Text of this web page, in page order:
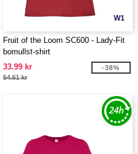
W1
Fruit of the Loom SC600 - Lady-Fit
bomullst-shirt
33.99 kr
54.61 kr
-38%